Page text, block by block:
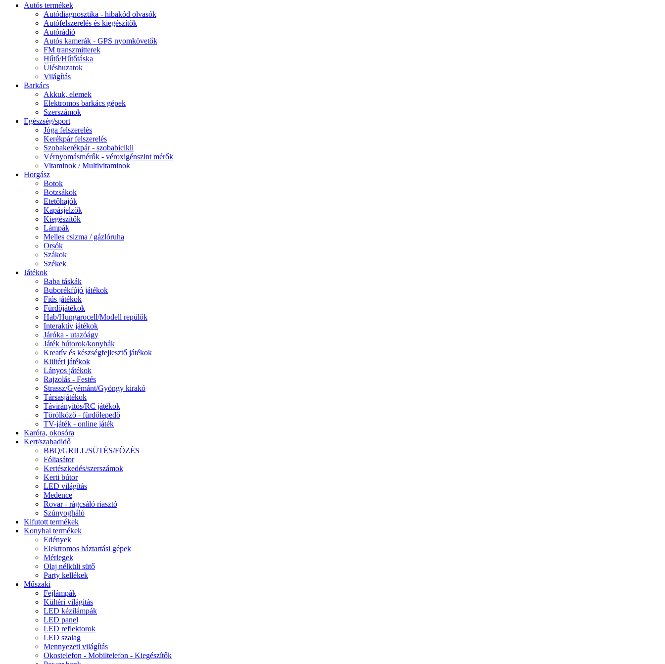
Autós termékek
Autódiagnosztika - hibakód olvasók
Autófelszerelés és kiegészítők
Autórádió
Autós kamerák - GPS nyomkövetők
FM transzmitterek
Hűtő/Hűtőtáska
Üléshuzatok
Világítás
Barkács
Akkuk, elemek
Elektromos barkács gépek
Szerszámok
Egészség/sport
Jóga felszerelés
Kerékpár felszerelés
Szobakerékpár - szobabicikli
Vérnyomásmérők - véroxigénszint mérők
Vitaminok / Multivitaminok
Horgász
Botok
Botzsákok
Etetőhajók
Kapásjelzők
Kiegészítők
Lámpák
Melles csizma / gázlóruha
Orsók
Szákok
Székek
Játékok
Baba táskák
Buborékfújó játékok
Fiús játékok
Fürdőjátékok
Hab/Hungarocell/Modell repülők
Interaktív játékok
Járóka - utazóágy
Játék bútorok/konyhák
Kreatív és készségfejlesztő játékok
Kültéri játékok
Lányos játékok
Rajzolás - Festés
Strassz/Gyémánt/Gyöngy kirakó
Társasjátékok
Távirányítós/RC játékok
Törölköző - fürdőlepedő
TV-játék - online játék
Karóra, okosóra
Kert/szabadidő
BBQ/GRILL/SÜTÉS/FŐZÉS
Fóliasátor
Kertészkedés/szerszámok
Kerti bútor
LED világítás
Medence
Rovar - rágcsáló riasztó
Szúnyogháló
Kifutott termékek
Konyhai termékek
Edények
Elektromos háztartási gépek
Mérlegek
Olaj nélküli sütő
Party kellékek
Műszaki
Fejlámpák
Kültéri világítás
LED kézilámpák
LED panel
LED reflektorok
LED szalag
Mennyezeti világítás
Okostelefon - Mobiltelefon - Kiegészítők